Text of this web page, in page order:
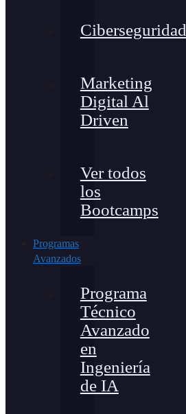
Ciberseguridad
Marketing
Digital Al
Driven
Ver todos
los
Bootcamps
Programas
Avanzados
Programa
Técnico
Avanzado
en
Ingeniería
de IA